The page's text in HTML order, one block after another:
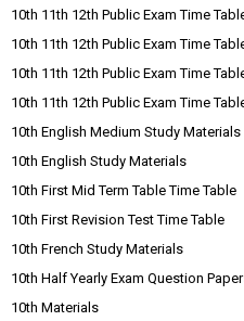
10th 11th 12th Public Exam Time
10th 11th 12th Public Exam Time
10th 11th 12th Public Exam Time
10th 11th 12th Public Exam Time
10th English Medium Study Materials
10th English Study Materials
10th First Mid Term Table Time Table
10th First Revision Test Time Table
10th French Study Materials
10th Half Yearly Exam Question
10th Materials